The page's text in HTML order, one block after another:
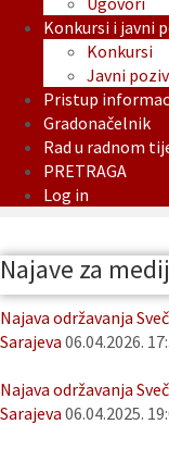
Konkursi i javni
Konkursi
Javni
Pristup
Gradonačelnik
Rad u radnom
PRETRAGA
Log in
Najave za
Najava održavanja
Sarajeva 06.04.2026.
Najava održavanja
Sarajeva 06.04.2025.